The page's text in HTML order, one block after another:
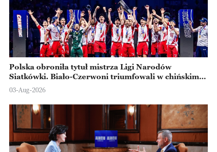
Polska obroniła tytuł mistrza Ligi Narodów
Siatkówki. Biało-Czerwoni triumfowali w chińskim
Ningbo
03-Aug-2026